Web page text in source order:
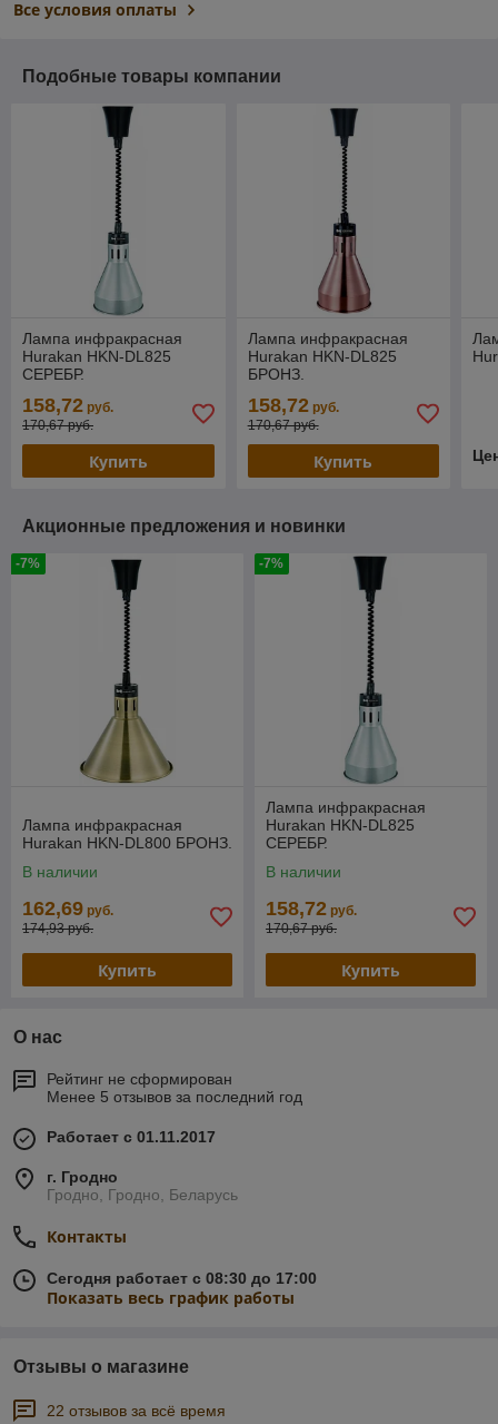
Все условия оплаты
Подобные товары компании
Лампа инфракрасная
Hurakan HKN-DL825
СЕРЕБР.
158,72 руб.
170,67 руб.
Купить
Лампа инфракрасная
Hurakan HKN-DL825
БРОНЗ.
158,72руб.
170,67 руб.
Купить
Акционные предложения и новинки
-7%
Лампа инфракрасная
Hurakan HKN-DL800 БРОНЗ.
В наличии
162,69 руб.
174,93 руб.
Купить
-7%
Лампа инфракрасная
Hurakan HKN-DL825
СЕРЕБР.
В наличии
158,72 руб.
170,67 руб.
Купить
О нас
Рейтинг не сформирован
Менее 5 отзывов за последний год
Работает с 01.11.2017
г. Гродно
Гродно, Гродно, Беларусь
Контакты
Сегодня работает с 08:30 до 17:00
Показать весь график работы
Отзывы о магазине
22 отзывов за всё время